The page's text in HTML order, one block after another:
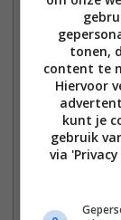
tonen,
content te
Hiervoor
kunt je
gebruik
via